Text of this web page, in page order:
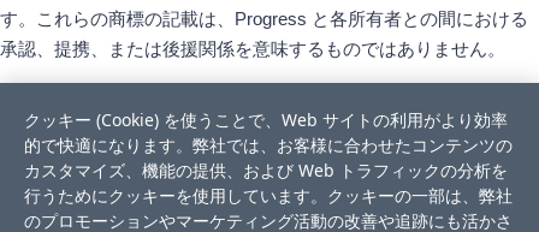
す。これらの商標の記載は、Progress と各所有者との間における
承認、提携、または後援関係を意味するものではありません。
クッキー (Cookie) を使うことで、Web サイトの利用がより効率
的で快適になります。弊社では、お客様に合わせたコンテンツの
カスタマイズ、機能の提供、および Web トラフィックの分析を
行うためにクッキーを使用しています。クッキーの一部は、弊社
のプロモーションやマーケティング活動の改善や追跡にも活かさ